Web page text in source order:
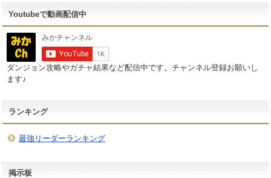
Youtubeで動画配信中
ダンジョン攻略やガチャ結果など配信中です。チャンネル登録お願いし
ます♪
ランキング
最強リーダーランキング
掲示板